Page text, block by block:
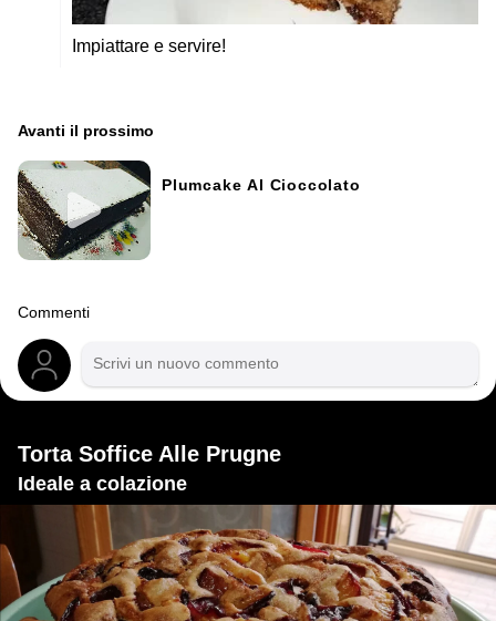
Impiattare e servire!
Avanti il ​​prossimo
Plumcake Al Cioccolato
Commenti
Torta Soffice Alle Prugne
Ideale a colazione